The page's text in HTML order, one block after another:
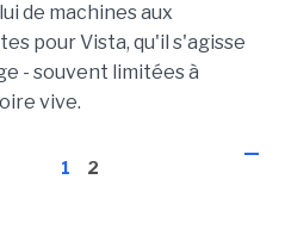
de machines aux
pour Vista, qu'il s'agisse
- souvent limitées à
vive.
1 2